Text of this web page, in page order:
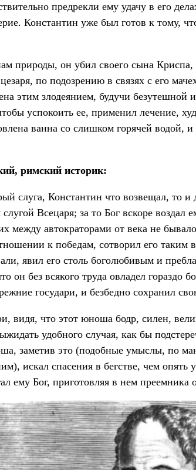
предрекли ему удачу в его
Константин уже был готов к тому,
природы, он убил своего сына Криспа,
по подозрению в связях с его
этим злодеянием, будучи
успокоить ее, применил лечение,
ванна со слишком горячей водой,
римский историк:
слуга, Константин что возвещал, то
Всецаря; за то Бог вскоре воздал
между автократорами от века не
к победам, сотворил его таким
явил его столь боголюбивым и
он без всякого труда овладел гораздо
государи, и безбедно сохранил
видя, что этот юноша бодр, силен,
удобного случая, как бы
заметив это (подобные умыслы, по
искал спасения в бегстве, чем
ему Бог, приготовляя в нем преемника